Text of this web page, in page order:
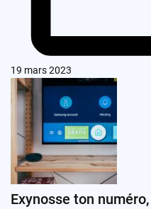
19 mars 2023
Exynosse ton